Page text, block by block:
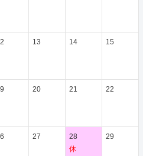
13 14 15
20 21 22
27
28
休
29